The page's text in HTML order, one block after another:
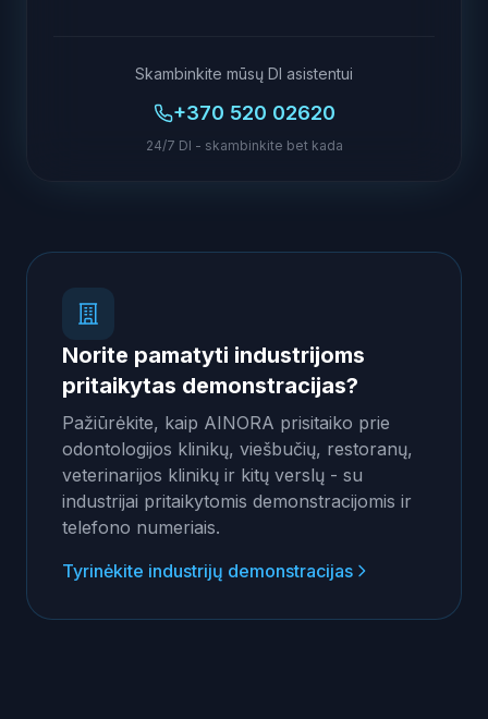
Skambinkite mūsų DI asistentui
+370 520 02620
24/7 DI - skambinkite bet kada
Norite pamatyti industrijoms
pritaikytas demonstracijas?
Pažiūrėkite, kaip AINORA prisitaiko prie
odontologijos klinikų, viešbučių, restoranų,
veterinarijos klinikų ir kitų verslų - su
industrijai pritaikytomis demonstracijomis ir
telefono numeriais.
Tyrinėkite industrijų demonstracijas